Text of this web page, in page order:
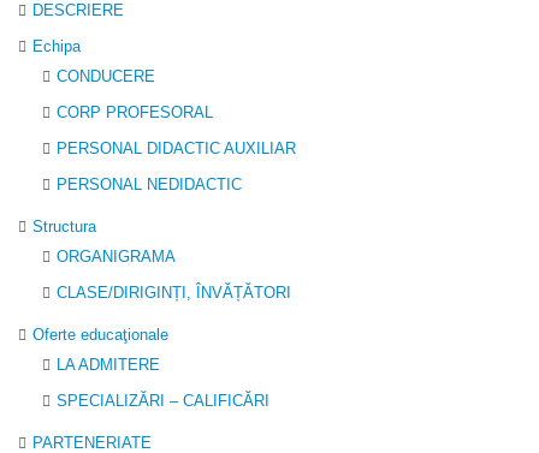
DESCRIERE
Echipa
CONDUCERE
CORP PROFESORAL
PERSONAL DIDACTIC AUXILIAR
PERSONAL NEDIDACTIC
Structura
ORGANIGRAMA
CLASE/DIRIGINȚI, ÎNVĂȚĂTORI
Oferte educaţionale
LA ADMITERE
SPECIALIZĂRI – CALIFICĂRI
PARTENERIATE